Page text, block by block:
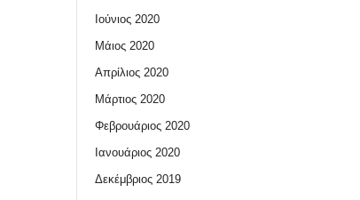
Ιούνιος 2020
Μάιος 2020
Απρίλιος 2020
Μάρτιος 2020
Φεβρουάριος 2020
Ιανουάριος 2020
Δεκέμβριος 2019